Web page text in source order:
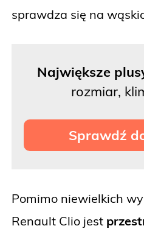
sprawdza się na
Największe
rozmiar,
Sprawdź
Pomimo niewielkich
Renault Clio jest